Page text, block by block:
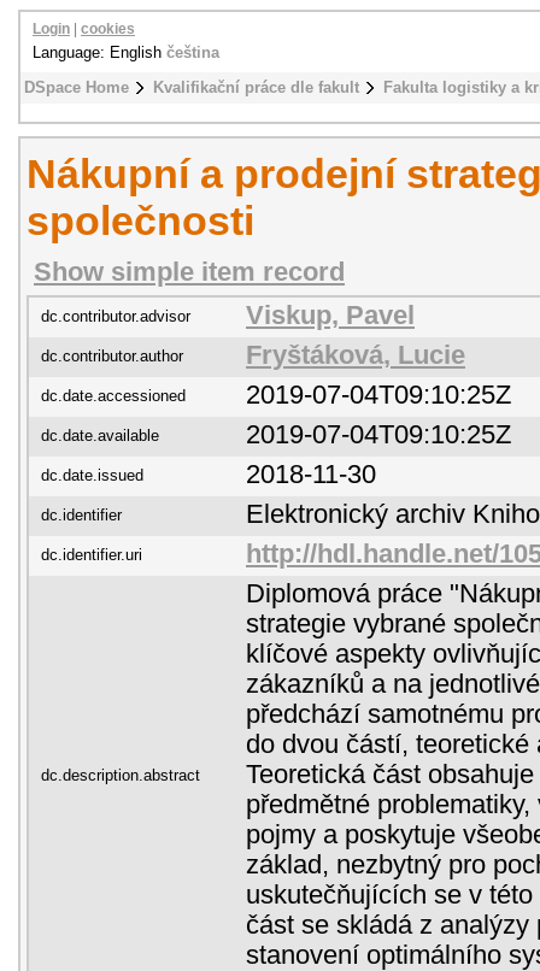
DSpace Home Kvalifikační práce dle fakult Fakulta logistiky a
Login cookies
Language: English čeština
Nákupní a prodejní
společnosti
Show simple item record
dc.contributor.advisor Viskup, Pavel
dc.contributor.author Fryštáková, Lucie
dc.date.accessioned 2019-07-04T09:10:25Z
dc.date.available 2019-07-04T09:10:25Z
dc.date.issued 2018-11-30
dc.identifier Elektronický archiv
dc.identifier.uri http://hdl.handle.net/
dc.description.abstract
Diplomová práce
strategie vybrané
klíčové aspekty
zákazníků a na
předchází samotnému
do dvou částí, teoretické
Teoretická část
předmětné
pojmy a poskytuje
základ, nezbytný pro
uskutečňujících se v
část se skládá z analýzy
stanovení optimálního